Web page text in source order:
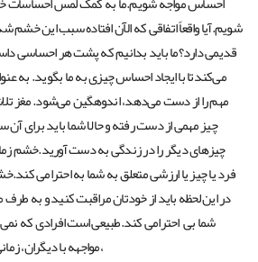
شویم.آیا واقعاً اتفاقی که الآن افتاده سبب این
قدیمی دارد؟ما باید بدانیم که پشت هر احساسی
می‌کندتا با ایجاد احساس چیزی به ما بگوید. به
مهم را از دست می‌دهد، اندوهگین می‌شود. مغز
چیز مهمی از دست رفته و حالا شما باید برای آن
چیزهای دیگر را در زندگی به دست آورید.خشم
فرد یا چیز یا ارزشی متعلق به شما به احترامی
در این لحظه باید از خودتان مراقبت کنید و به
شما بی احترامی کند.طبیعی است افرادی که
مواجهه با دیگران، زمانی که حق آن‌ها اجحاف می‌شود،